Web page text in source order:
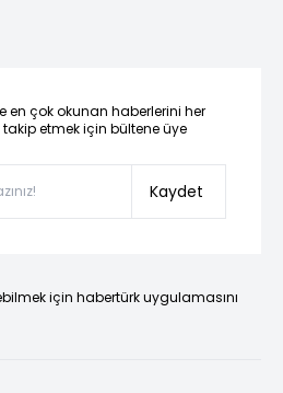
en çok okunan haberlerini her
etmek için bültene üye
Kaydet
için habertürk uygulamasını